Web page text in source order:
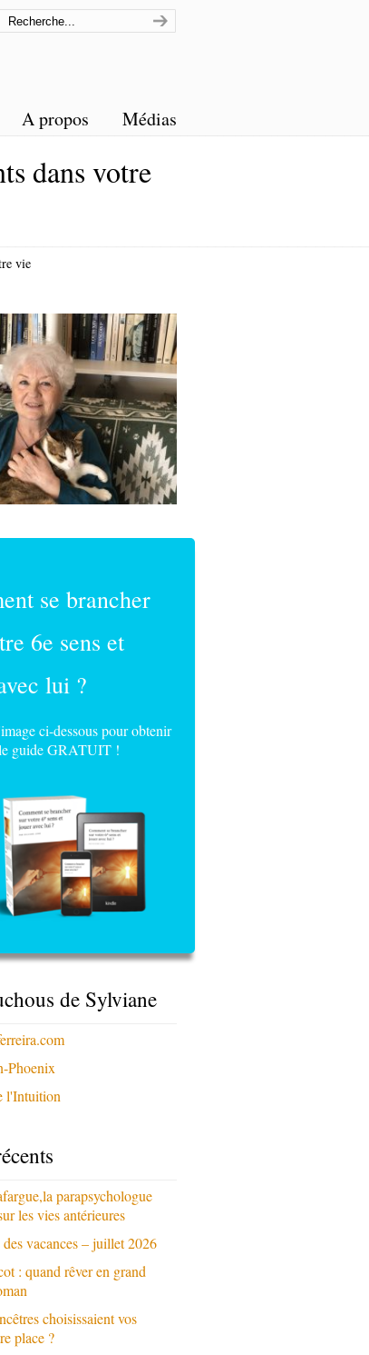
A propos Médias
dans votre
vie
se brancher
6e sens et
lui ?
ci-dessous pour obtenir
guide GRATUIT !
de Sylviane
Phoenix
l'Intuition
parapsychologue
les vies antérieures
vacances – juillet 2026
: quand rêver en grand
choisissaient vos
place ?